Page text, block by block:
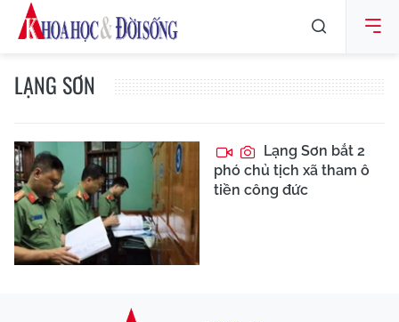
LẠNG SƠN
Lạng Sơn bắt 2
phó chủ tịch xã tham ô
tiền công đức